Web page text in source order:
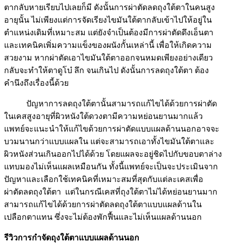
ตากลับหายเรียบไปเลยก็มี ดังนั้นการผ่าตัดลดถุงใต้ตาในคนสูง
อายุนั้น ไม่เพียงแต่การจัดเรียงไขมันใต้ตากลับเข้าไปให้อยู่ใน
ตำแหน่งเดิมที่เหมาะสม แต่ยังจำเป็นต้องมีการผ่าตัดดึงเอ็นตา
และเทคนิคเพิ่มความแข็งของผนังกั้นเหล่านี้ เพื่อให้เกิดความ
สวยงาม หากผ่าตัดเอาไขมันใต้ตาออกจนหมดเพียงอย่างเดียว
กลับจะทำให้ตาดูโบ๋ ลึก จนเกินไป ดังนั้นการลดถุงใต้ตา ต้อง
คำนึงถึงเรื่องนี้ด้วย
ปัญหาการลดถุงใต้ตานั้นสามารถแก้ไขได้ด้วยการผ่าตัด
ในเคสสูงอายุที่ผิวหนังใต้ดวงตามีความหย่อนยานมากแล้ว
แพทย์จะแนะนำให้แก้ไขด้วยการผ่าตัดแบบแผลด้านนอกอาจจะ
บวมนานกว่าแบบแผลใน แต่จะสามารถเอาทั้งไขมันใต้ตาและ
ผิวหนังส่วนเกินออกไปได้ด้วย โดยแผลจะอยู่ชิดไปกับขอบตาล่าง
แทบมองไม่เห็นแผลเหมือนกัน ทั้งนี้แพทย์จะเป็นจะประเมินจาก
ปัญหาและเลือกใช้เทคนิคที่เหมาะสมที่สุดกับแต่ละเคสเพื่อ
ผ่าตัดลดถุงใต้ตา แต่ในกรณีเคสที่ถุงใต้ตาไม่ได้หย่อนยานมาก
สามารถแก้ไขได้ด้วยการผ่าตัดลดถุงใต้ตาแบบแผลด้านใน
เปลือกตาแทน ซึ่งจะไม่ต้องพักฟื้นและไม่เห็นแผลด้านนอก
รีวิวการกำจัดถุงใต้ตาแบบแผลด้านนอก